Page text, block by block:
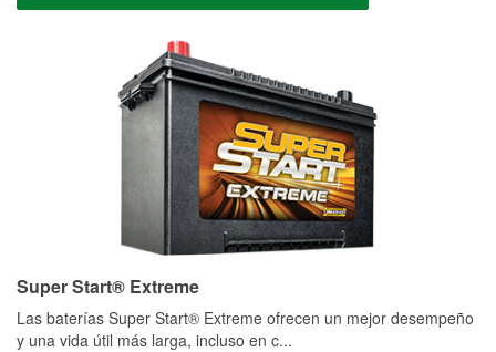
Super Start® Extreme
Las baterías Super Start® Extreme ofrecen un mejor desempeño
y una vida útil más larga, incluso en c...